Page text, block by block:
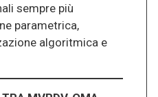
sempre più
parametrica,
algoritmica e